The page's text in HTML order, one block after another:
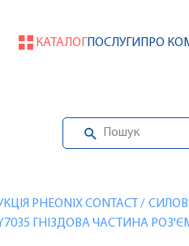
КАТАЛОГПОСЛУГИ ПРО
PHEONIX CONTACT /
ГНІЗДОВА ЧАСТИНА